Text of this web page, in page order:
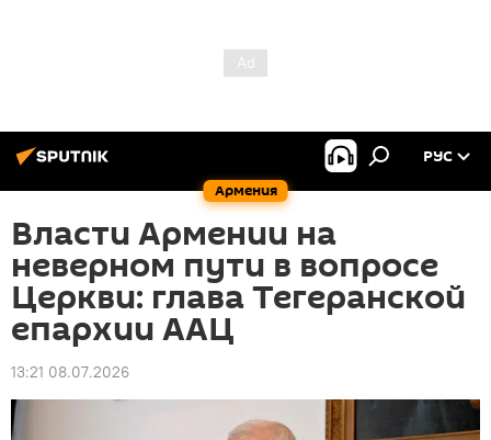
Армения
РУС
Власти Армении на
неверном пути в вопросе
Церкви: глава Тегеранской
епархии ААЦ
13:21 08.07.2026